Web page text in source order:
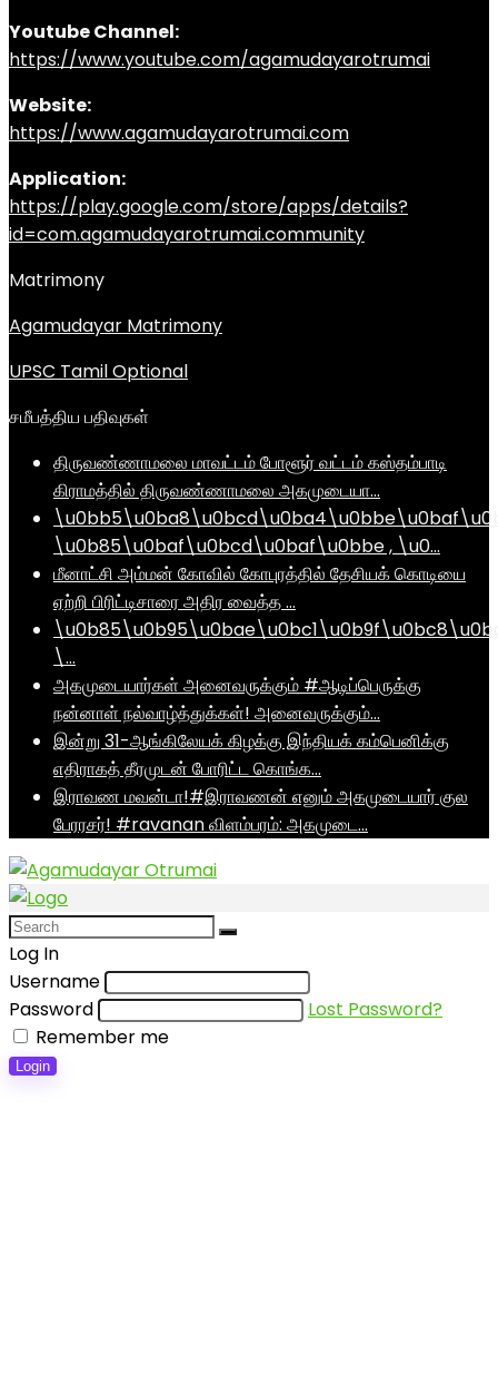
Youtube Channel:
https://www.youtube.com/agamudayarotrumai
Website:
https://www.agamudayarotrumai.com
Application:
https://play.google.com/store/apps/details?
id=com.agamudayarotrumai.community
Matrimony
Agamudayar Matrimony
UPSC Tamil Optional
சமீபத்திய பதிவுகள்
திருவண்ணாமலை மாவட்டம் போளூர் வட்டம் கஸ்தம்பாடி
கிராமத்தில் திருவண்ணாமலை அகமுடையா…
\u0b85\u0baf\u0bcd\u0baf\u0bbe , \u0…
மீனாட்சி அம்மன் கோவில் கோபுரத்தில் தேசியக் கொடியை
ஏற்றி பிரிட்டிசாரை அதிர வைத்த …
\…
அகமுடையார்கள் அனைவருக்கும் #ஆடிப்பெருக்கு
நன்னாள் நல்வாழ்த்துக்கள்! அனைவருக்கும்…
இன்று 31-ஆங்கிலேயக் கிழக்கு இந்தியக் கம்பெனிக்கு
எதிராகத் தீரமுடன் போரிட்ட கொங்க…
இராவண மவன்டா!#இராவணன் எனும் அகமுடையார் குல
பேரரசர்! #ravanan விளம்பரம்: அகமுடை…
Log In
Username
Password
Lost Password?
Remember me
Login